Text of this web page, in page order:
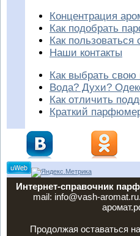
Концентрация
Как подобрать
Как пользоваться
Наши контакты
Как выбрать
Вода? Духи?
Как отличить
Краткий
Интернет-справочник
mail: info@vash-
Продолжая оставаться